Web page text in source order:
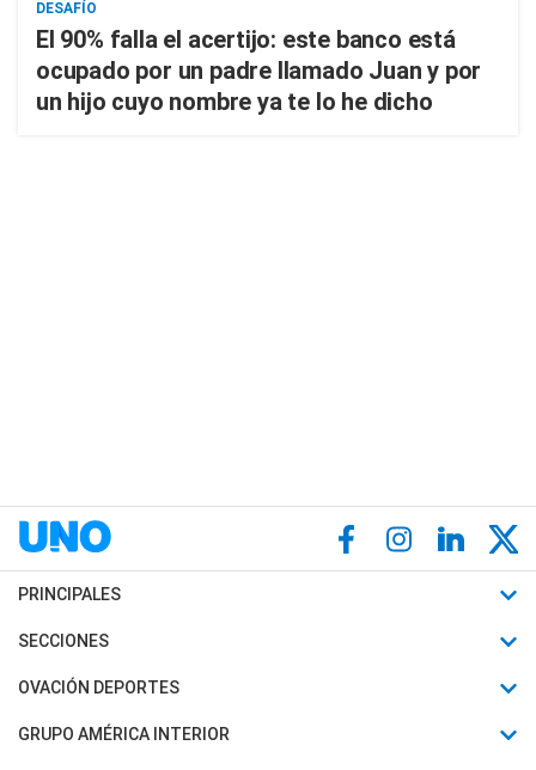
DESAFÍO
El 90% falla el acertijo: este banco está
ocupado por un padre llamado Juan y por
un hijo cuyo nombre ya te lo he dicho
PRINCIPALES
Últimas Noticias
Política
SECCIONES
Horóscopo
Motores
OVACIÓN DEPORTES
Fútbol
GRUPO AMÉRICA INTERIOR